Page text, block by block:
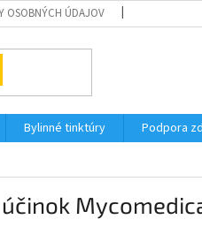
OSOBNÝCH ÚDAJOV
Bylinné tinktúry Podpora